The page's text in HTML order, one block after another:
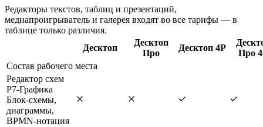
Редакторы текстов, таблиц и презентаций,
медиапроигрыватель и галерея входят во все тарифы — в
таблице только различия.
Десктоп
Десктоп
Про
Десктоп 4Р
Про
Состав рабочего места
Редактор схем
Р7-Графика
Блок-схемы,
диаграммы,
BPMN-нотация